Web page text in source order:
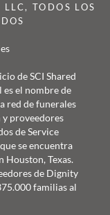
TODOS LOS
de SCI Shared
es el nombre de
red de funerales
proveedores
de Service
se encuentra
Houston, Texas.
de Dignity
familias al